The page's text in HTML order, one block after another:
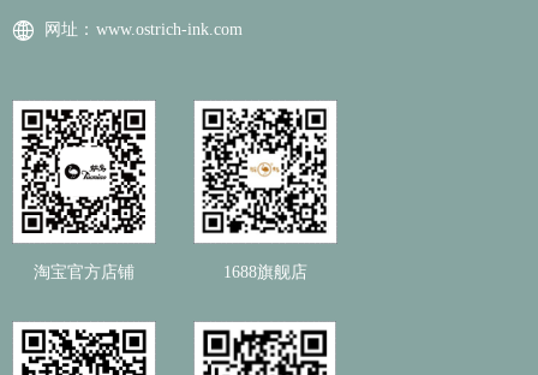
网址： www.ostrich-ink.com
淘宝官方店铺 1688旗舰店